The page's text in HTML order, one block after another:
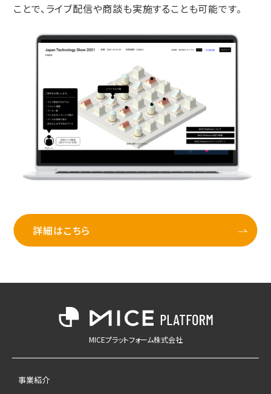
ことで、ライブ配信や商談も実施することも可能です。
詳細はこちら
MICEプラットフォーム株式会社
事業紹介